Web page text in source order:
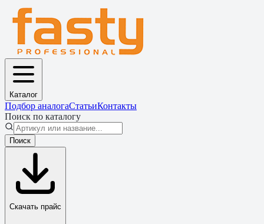
Каталог
Подбор аналогаСтатьиКонтакты
Поиск по каталогу
Поиск
Скачать прайс